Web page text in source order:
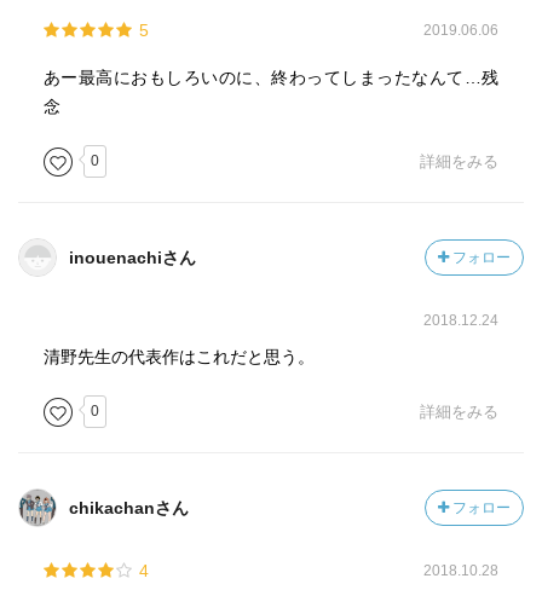
5 2019.06.06
あー最高におもしろいのに、終わってしまったなんて…残
念
0 詳細をみる
inouenachiさん フォロー
2018.12.24
清野先生の代表作はこれだと思う。
0 詳細をみる
chikachanさん フォロー
4 2018.10.28